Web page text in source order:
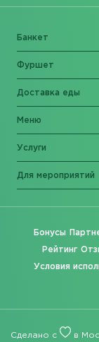
Банкет
Фуршет
Доставка еды
Меню
Услуги
Для мероприятий
Бонусы
Рейтинг
Условия
Сделано с в